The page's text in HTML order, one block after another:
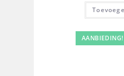
AANBIEDING!